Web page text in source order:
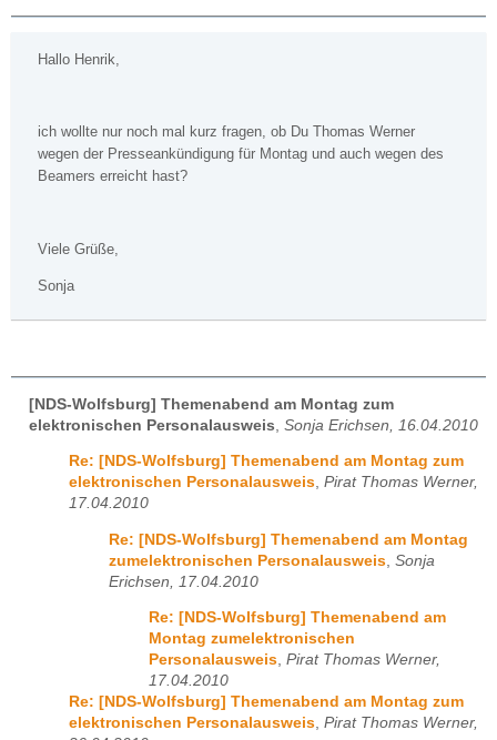
Hallo Henrik,
ich wollte nur noch mal kurz fragen, ob Du Thomas Werner
wegen der Presseankündigung für Montag und auch wegen des
Beamers erreicht hast?
Viele Grüße,
Sonja
[NDS-Wolfsburg] Themenabend am Montag zum
elektronischen Personalausweis Sonja Erichsen, 16.04.2010
Re: [NDS-Wolfsburg] Themenabend am Montag zum
elektronischen Personalausweis, Pirat Thomas Werner,
17.04.2010
Re: [NDS-Wolfsburg] Themenabend am Montag
zumelektronischen Personalausweis Sonja
Erichsen, 17.04.2010
Re: [NDS-Wolfsburg] Themenabend am
Montag zumelektronischen
Personalausweis, Pirat Thomas Werner,
17.04.2010
Re: [NDS-Wolfsburg] Themenabend am Montag zum
elektronischen Personalausweis, Pirat Thomas Werner,